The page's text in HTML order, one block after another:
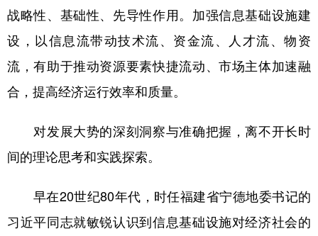
战略性、基础性、先导性作用。加强信息基础设施建
设，以信息流带动技术流、资金流、人才流、物资
流，有助于推动资源要素快捷流动、市场主体加速融
合，提高经济运行效率和质量。
对发展大势的深刻洞察与准确把握，离不开长时
间的理论思考和实践探索。
早在20世纪80年代，时任福建省宁德地委书记的
习近平同志就敏锐认识到信息基础设施对经济社会的